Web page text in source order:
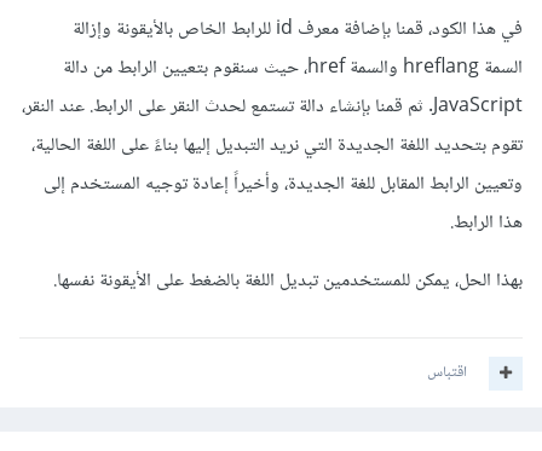
في هذا الكود، قمنا بإضافة معرف id للرابط الخاص بالأيقونة وإزالة
السمة hreflang والسمة href، حيث سنقوم بتعيين الرابط من دالة
JavaScript. ثم قمنا بإنشاء دالة تستمع لحدث النقر على الرابط. عند النقر،
تقوم بتحديد اللغة الجديدة التي نريد التبديل إليها بناءً على اللغة الحالية،
وتعيين الرابط المقابل للغة الجديدة، وأخيراً إعادة توجيه المستخدم إلى
هذا الرابط.
بهذا الحل، يمكن للمستخدمين تبديل اللغة بالضغط على الأيقونة نفسها.
اقتباس